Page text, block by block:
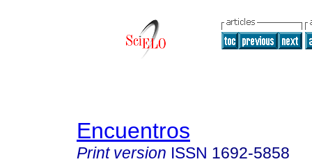
Encuentros
Print version ISSN 1692-5858